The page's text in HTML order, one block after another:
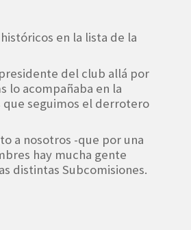
en la lista de la
del club allá por
lo acompañaba en la
que seguimos el derrotero
a nosotros -que por una
hay mucha gente
distintas Subcomisiones.